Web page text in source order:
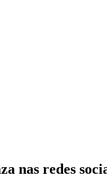
nas redes